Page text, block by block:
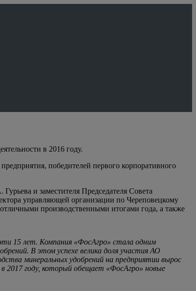
в 2016 году.
победителей первого корпоративного
и заместителя Председателя Совета
управляющей организации по Череповецкому
производственными итогами года, а также
15 лет. Компания «ФосАгро» стала одним
В этом успехе велика доля участия АО
минеральных удобрений на предприятии вырос
2017 году, который обещает «ФосАгро» новые